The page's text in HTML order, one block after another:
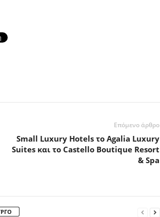
Επόμενο άρθρο
Small Luxury Hotels το Agalia Luxury
Suites και το Castello Boutique Resort
& Spa